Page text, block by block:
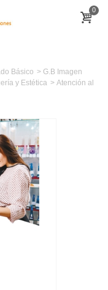
0
Básico > G.B Imagen
y Estética > Atención al